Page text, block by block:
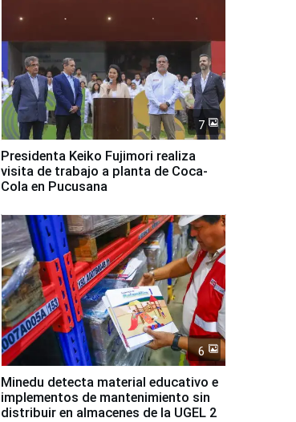
7
Presidenta Keiko Fujimori realiza
visita de trabajo a planta de Coca-
Cola en Pucusana
6
Minedu detecta material educativo e
implementos de mantenimiento sin
distribuir en almacenes de la UGEL 2